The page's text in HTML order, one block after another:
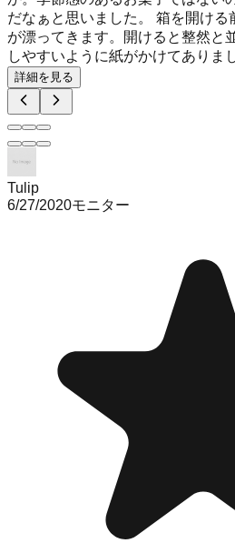
だなぁと思いました。 箱を開ける
が漂ってきます。開けると整然と
しやすいように紙がかけてありま
詳細を見る
Tulip
6/27/2020モニター